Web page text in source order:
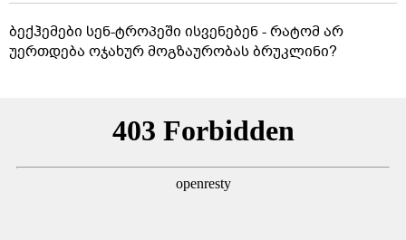
ბექჰემები სენ-ტროპეში ისვენებენ - რატომ არ
უერთდება ოჯახურ მოგზაურობას ბრუკლინი?